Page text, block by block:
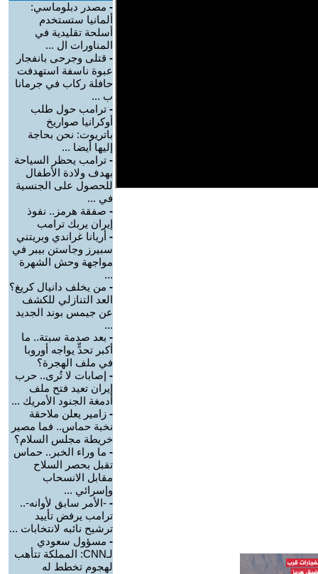
- مصدر دبلوماسي:
ألمانيا ستستخدم
أسلحة تقليدية في
المناورات ال ...
- قتلى وجرحى بانفجار
عبوة ناسفة استهدفت
حافلة ركاب في جرمانا
ب ...
- ترامب حول طلب
أوكرانيا صواريخ
باتريوت: نحن بحاجة
إليها أيضا ...
- ترامب يحظر السياحة
بهدف ولادة الأطفال
للحصول على الجنسية
في ...
- صفقة هرمز.. نفوذ
إيران يربك ترامب
- أريانا غراندي وبريتني
سبيرز وجاستن بيبر في
مواجهة وحش الشهرة
...
- من يخلف دانيال كريغ؟
العد التنازلي للكشف
عن جيمس بوند الجديد
...
- بعد صدمة سبتة.. ما
أكبر تحدٍّ يواجه أوروبا
في ملف الهجرة؟
- إصابات لا تُرى.. حرب
إيران تعيد فتح ملف
أدمغة الجنود الأمريك ...
- زامير يعلن ملاحقة
نخبة حماس.. فما مصير
خريطة مجلس السلام؟
- ما وراء الخبر.. حماس
تقبل بحصر السلاح
مقابل الانسحاب
وإسرائي ...
- -الأمر سابق لأوانه-..
ترامب يرفض تأييد
ترشيح نائبه لانتخابات ...
- مسؤول سعودي
لـCNN: المملكة تتأهب
لهجوم تخطط له